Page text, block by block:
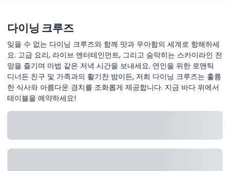
다이닝 크루즈
잊을 수 없는 다이닝 크루즈와 함께 맛과 우아함의 세계로 항해하세
요. 고급 요리, 라이브 엔터테인먼트, 그리고 숨막히는 스카이라인 전
망을 즐기며 마법 같은 저녁 시간을 보내세요. 연인을 위한 로맨틱
디너든 친구 및 가족과의 활기찬 밤이든, 저희 다이닝 크루즈는 훌륭
한 식사와 아름다운 경치를 조화롭게 제공합니다. 지금 바다 위에서
테이블을 예약하세요!